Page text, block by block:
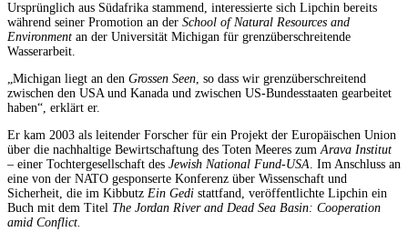
Ursprünglich aus Südafrika stammend, interessierte sich Lipchin bereits
während seiner Promotion an der School of Natural Resources and
Environment an der Universität Michigan für grenzüberschreitende
Wasserarbeit.
„Michigan liegt an den Grossen Seen, so dass wir grenzüberschreitend
zwischen den USA und Kanada und zwischen US-Bundesstaaten gearbeitet
haben“, erklärt er.
Er kam 2003 als leitender Forscher für ein Projekt der Europäischen Union
über die nachhaltige Bewirtschaftung des Toten Meeres zumArava Institut
– einer Tochtergesellschaft des Jewish National Fund-USA. Im Anschluss an
eine von der NATO gesponserte Konferenz über Wissenschaft und
Sicherheit, die im Kibbutz Ein Gedi stattfand, veröffentlichte Lipchin ein
Buch mit dem Titel The Jordan River and Dead Sea Basin: Cooperation
amid Conflict.